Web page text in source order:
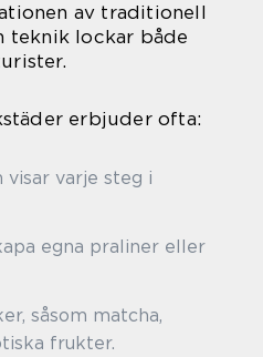
av traditionell
teknik lockar både
erbjuder ofta:
varje steg i
egna praliner eller
såsom matcha,
frukter.